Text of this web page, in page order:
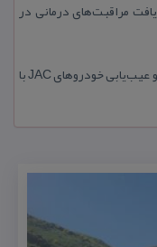
مراقبت‌های درمانی در
امداد خودرو جك در مشهد | تعمیر تخصصی و عیب‌یابی خودروهای JAC با